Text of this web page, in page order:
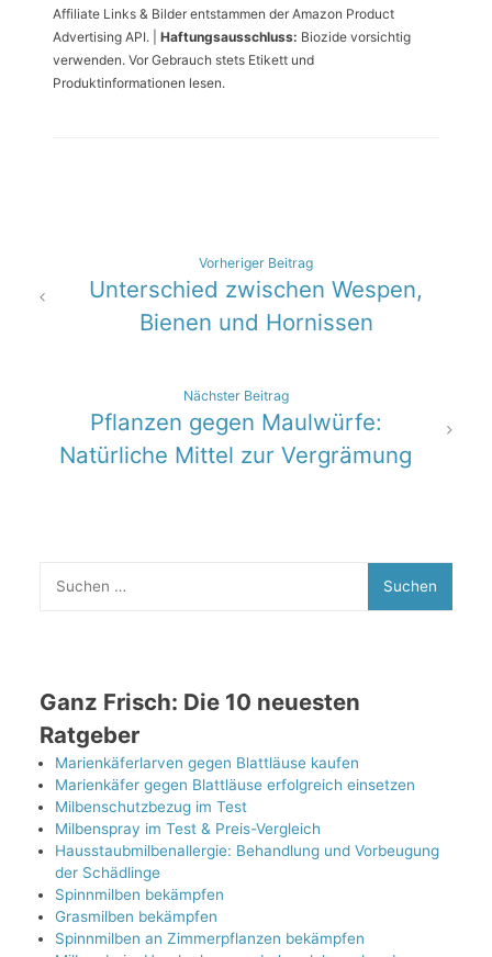
Affiliate Links & Bilder entstammen der Amazon Product
Advertising API. | Haftungsausschluss: Biozide vorsichtig
verwenden. Vor Gebrauch stets Etikett und
Produktinformationen lesen.
Beitragsnavigation
Vorheriger Beitrag
Unterschied zwischen Wespen,
Bienen und Hornissen
Nächster Beitrag
Pflanzen gegen Maulwürfe:
Natürliche Mittel zur Vergrämung
nach:
Ganz Frisch: Die 10 neuesten
Ratgeber
Marienkäferlarven gegen Blattläuse kaufen
Marienkäfer gegen Blattläuse erfolgreich einsetzen
Milbenschutzbezug im Test
Milbenspray im Test & Preis-Vergleich
Hausstaubmilbenallergie: Behandlung und Vorbeugung
der Schädlinge
Spinnmilben bekämpfen
Grasmilben bekämpfen
Spinnmilben an Zimmerpflanzen bekämpfen